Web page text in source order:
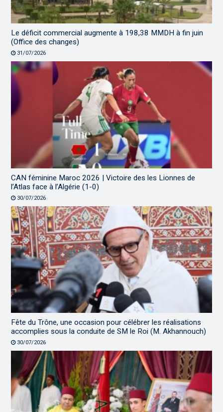
Le déficit commercial augmente à 198,38 MMDH à fin juin
(Office des changes)
31/07/2026
CAN féminine Maroc 2026 | Victoire des les Lionnes de
l’Atlas face à l’Algérie (1-0)
30/07/2026
Fête du Trône, une occasion pour célébrer les réalisations
accomplies sous la conduite de SM le Roi (M. Akhannouch)
30/07/2026